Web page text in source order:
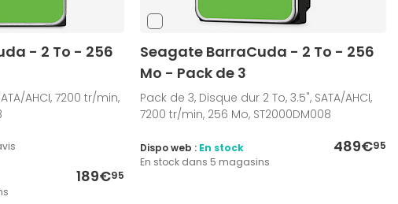
- 2 To - 256
AHCI, 7200 tr/min,
189€95
Seagate BarraCuda - 2 To - 256
Mo - Pack de 3
Pack de 3, Disque dur 2 To, 3.5", SATA/AHCI,
7200 tr/min, 256 Mo, ST2000DM008
489€95
Dispo web : En stock
En stock dans 5 magasins